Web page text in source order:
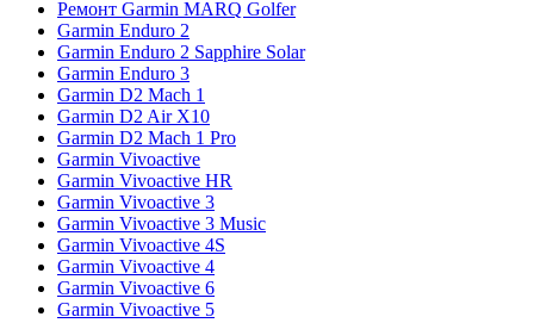
Ремонт Garmin MARQ Golfer
Garmin Enduro 2
Garmin Enduro 2 Sapphire Solar
Garmin Enduro 3
Garmin D2 Mach 1
Garmin D2 Air X10
Garmin D2 Mach 1 Pro
Garmin Vivoactive
Garmin Vivoactive HR
Garmin Vivoactive 3
Garmin Vivoactive 3 Music
Garmin Vivoactive 4S
Garmin Vivoactive 4
Garmin Vivoactive 6
Garmin Vivoactive 5